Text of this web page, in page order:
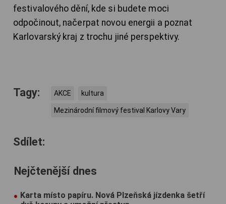
festivalového dění, kde si budete moci
odpočinout, načerpat novou energii a poznat
Karlovarský kraj z trochu jiné perspektivy.
Tagy: AKCE kultura
Mezinárodní filmový festival Karlovy Vary
Sdílet:
Nejčtenější dnes
Karta místo papíru. Nová Plzeňská jízdenka šetří